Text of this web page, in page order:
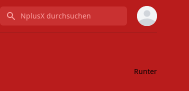
NplusX durchsuchen
Runter